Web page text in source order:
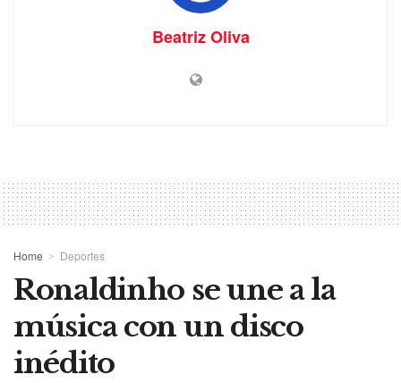
Beatriz Oliva
Home Deportes
Ronaldinho se une a la
música con un disco
inédito